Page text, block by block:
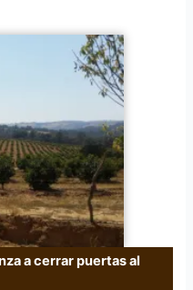
a cerrar puertas al